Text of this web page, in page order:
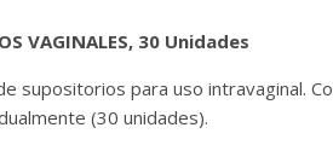
VAGINALES, 30 Unidades
supositorios para uso intravaginal.
(30 unidades).